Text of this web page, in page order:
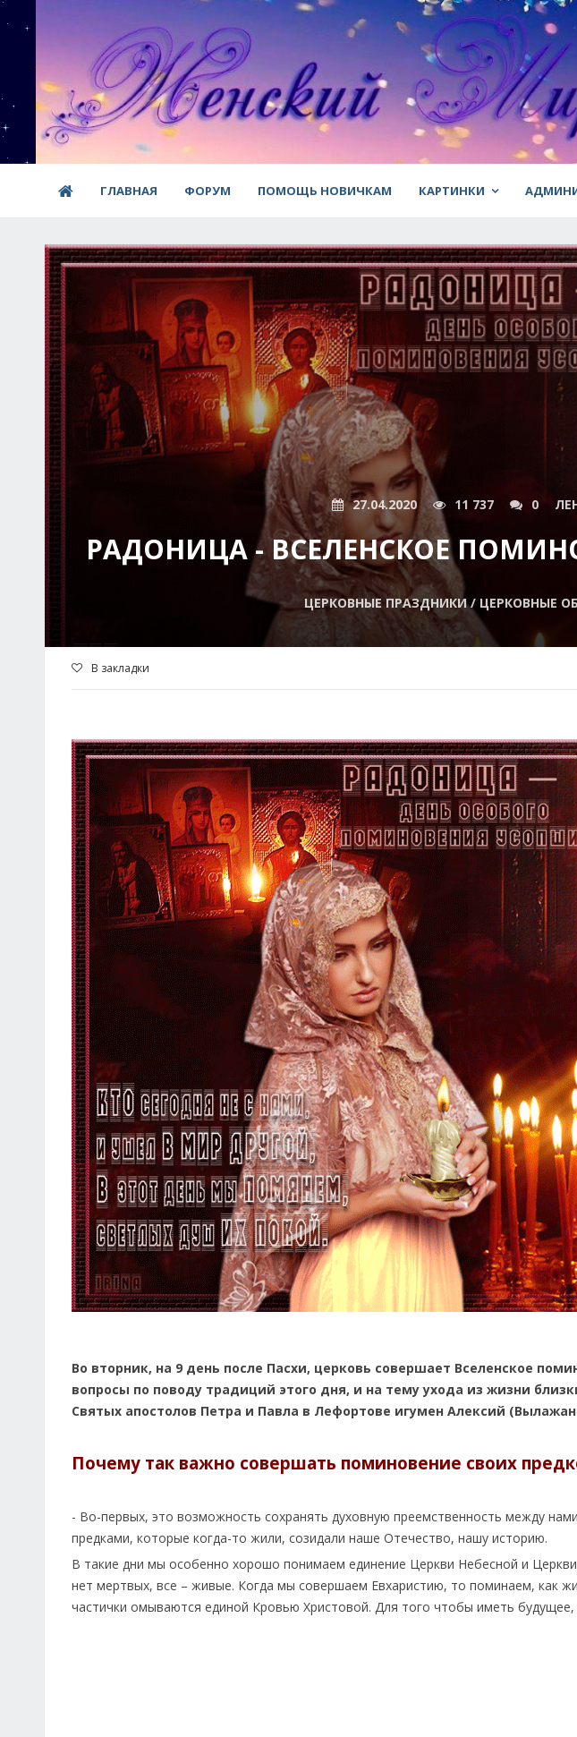
ГЛАВНАЯ ФОРУМ ПОМОЩЬ НОВИЧКАМ КАРТИНКИ
27.04.2020 11 737 0
РАДОНИЦА - ВСЕЛЕНСКОЕ
ЦЕРКОВНЫЕ ПРАЗДНИКИ / ЦЕРКОВНЫЕ
В закладки
Во вторник, на 9 день после Пасхи, церковь совершает Вселенское
вопросы по поводу традиций этого дня, и на тему ухода из жизни
Святых апостолов Петра и Павла в Лефортове игумен Алексий
Почему так важно совершать поминовение своих
- Во-первых, это возможность сохранять духовную преемственность между
предками, которые когда-то жили, созидали наше Отечество, нашу историю.
В такие дни мы особенно хорошо понимаем единение Церкви Небесной и
нет мертвых, все – живые. Когда мы совершаем Евхаристию, то поминаем, как
частички омываются единой Кровью Христовой. Для того чтобы иметь